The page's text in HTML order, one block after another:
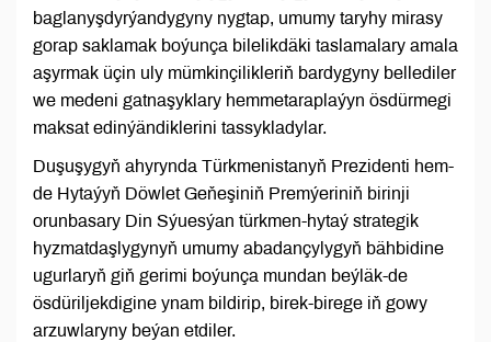
baglanyşdyrýandygyny nygtap, umumy taryhy mirasy
gorap saklamak boýunça bilelikdäki taslamalary amala
aşyrmak üçin uly mümkinçilikleriň bardygyny bellediler
we medeni gatnaşyklary hemmetaraplaýyn ösdürmegi
maksat edinýändiklerini tassykladylar.
Duşuşygyň ahyrynda Türkmenistanyň Prezidenti hem-
de Hytaýyň Döwlet Geňeşiniň Premýeriniň birinji
orunbasary Din Sýuesýan türkmen-hytaý strategik
hyzmatdaşlygynyň umumy abadançylygyň bähbidine
ugurlaryň giň gerimi boýunça mundan beýläk-de
ösdüriljekdigine ynam bildirip, birek-birege iň gowy
arzuwlaryny beýan etdiler.